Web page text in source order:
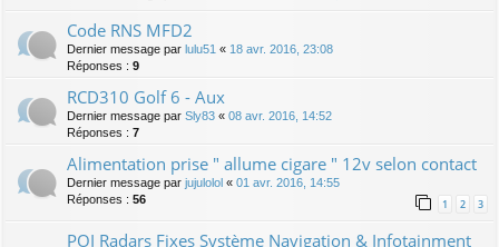
Code RNS MFD2
Dernier message par lulu51 « 18 avr. 2016, 23:08
Réponses : 9
RCD310 Golf 6 - Aux
Dernier message par Sly83 « 08 avr. 2016, 14:52
Réponses : 7
Alimentation prise " allume cigare " 12v selon contact
Dernier message par jujulolol « 01 avr. 2016, 14:55
Réponses : 56 1 2 3
POI Radars Fixes Système Navigation & Infotainment